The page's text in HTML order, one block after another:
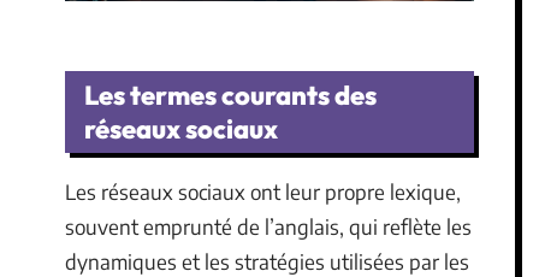
Les termes courants des
réseaux sociaux
Les réseaux sociaux ont leur propre lexique,
souvent emprunté de l’anglais, qui reflète les
dynamiques et les stratégies utilisées par les